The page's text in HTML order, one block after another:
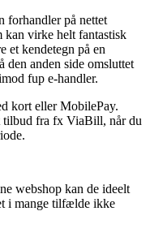
forhandler på nettet
kan virke helt fantastisk
et kendetegn på en
den anden side omsluttet
fup e-handler.
kort eller MobilePay.
tilbud fra fx ViaBill, når du
webshop kan de ideelt
i mange tilfælde ikke